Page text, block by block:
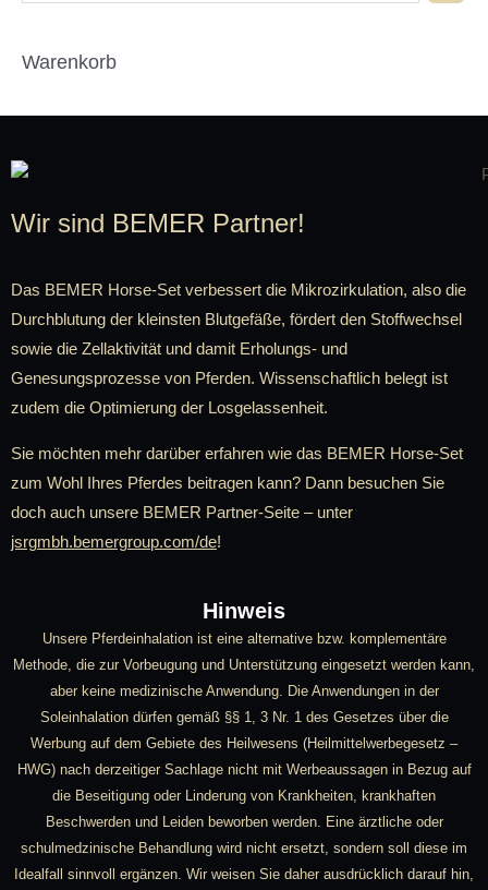
Warenkorb
Wir sind BEMER Partner!
Das BEMER Horse-Set verbessert die Mikrozirkulation, also die
Durchblutung der kleinsten Blutgefäße, fördert den Stoffwechsel
sowie die Zellaktivität und damit Erholungs- und
Genesungsprozesse von Pferden. Wissenschaftlich belegt ist
zudem die Optimierung der Losgelassenheit.
Sie möchten mehr darüber erfahren wie das BEMER Horse-Set
zum Wohl Ihres Pferdes beitragen kann? Dann besuchen Sie
doch auch unsere BEMER Partner-Seite – unter
jsrgmbh.bemergroup.com/de!
Hinweis
Unsere Pferdeinhalation ist eine alternative bzw. komplementäre
Methode, die zur Vorbeugung und Unterstützung eingesetzt werden kann,
aber keine medizinische Anwendung. Die Anwendungen in der
Soleinhalation dürfen gemäß §§ 1, 3 Nr. 1 des Gesetzes über die
Werbung auf dem Gebiete des Heilwesens (Heilmittelwerbegesetz –
HWG) nach derzeitiger Sachlage nicht mit Werbeaussagen in Bezug auf
die Beseitigung oder Linderung von Krankheiten, krankhaften
Beschwerden und Leiden beworben werden. Eine ärztliche oder
schulmedzinische Behandlung wird nicht ersetzt, sondern soll diese im
Idealfall sinnvoll ergänzen. Wir weisen Sie daher ausdrücklich darauf hin,